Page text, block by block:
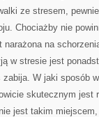
ze stresem,
Chociażby nie
na
w stresie jest
zabija. W jaki sposób
skutecznym jest
jest takim